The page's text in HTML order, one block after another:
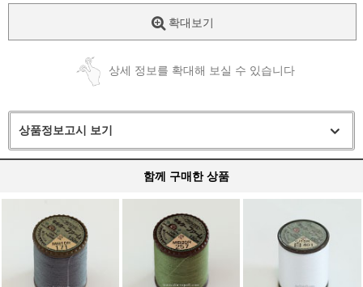
확대보기
상세 정보를 확대해 보실 수 있습니다
상품정보고시 보기
함께 구매한 상품